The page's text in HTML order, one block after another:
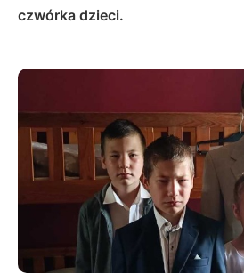
czwórka dzieci.